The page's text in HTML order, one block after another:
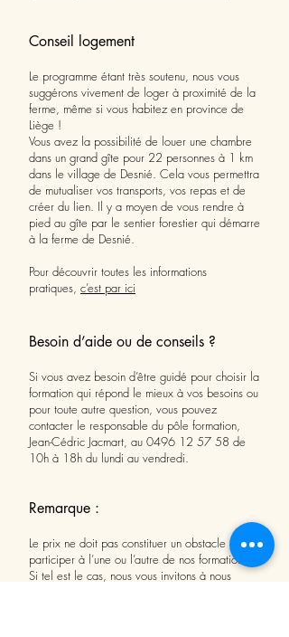
Conseil logement
Le programme étant très soutenu, nous vous
suggérons vivement de loger à proximité de la
ferme, même si vous habitez en province de
Liège !
Vous avez la possibilité de louer une chambre
dans un grand gîte pour 22 personnes à 1 km
dans le village de Desnié. Cela vous permettra
de mutualiser vos transports, vos repas et de
créer du lien. Il y a moyen de vous rendre à
pied au gîte par le sentier forestier qui démarre
à la ferme de Desnié.
Pour découvrir toutes les informations
pratiques, c’est par ici
Besoin d’aide ou de conseils ?
Si vous avez besoin d’être guidé pour choisir la
formation qui répond le mieux à vos besoins ou
pour toute autre question, vous pouvez
contacter le responsable du pôle formation,
Jean-Cédric Jacmart, au 0496 12 57 58 de
10h à 18h du lundi au vendredi.
Remarque :
Le prix ne doit pas constituer un obstacle pour
participer à l’une ou l’autre de nos formations.
Si tel est le cas, nous vous invitons à nous